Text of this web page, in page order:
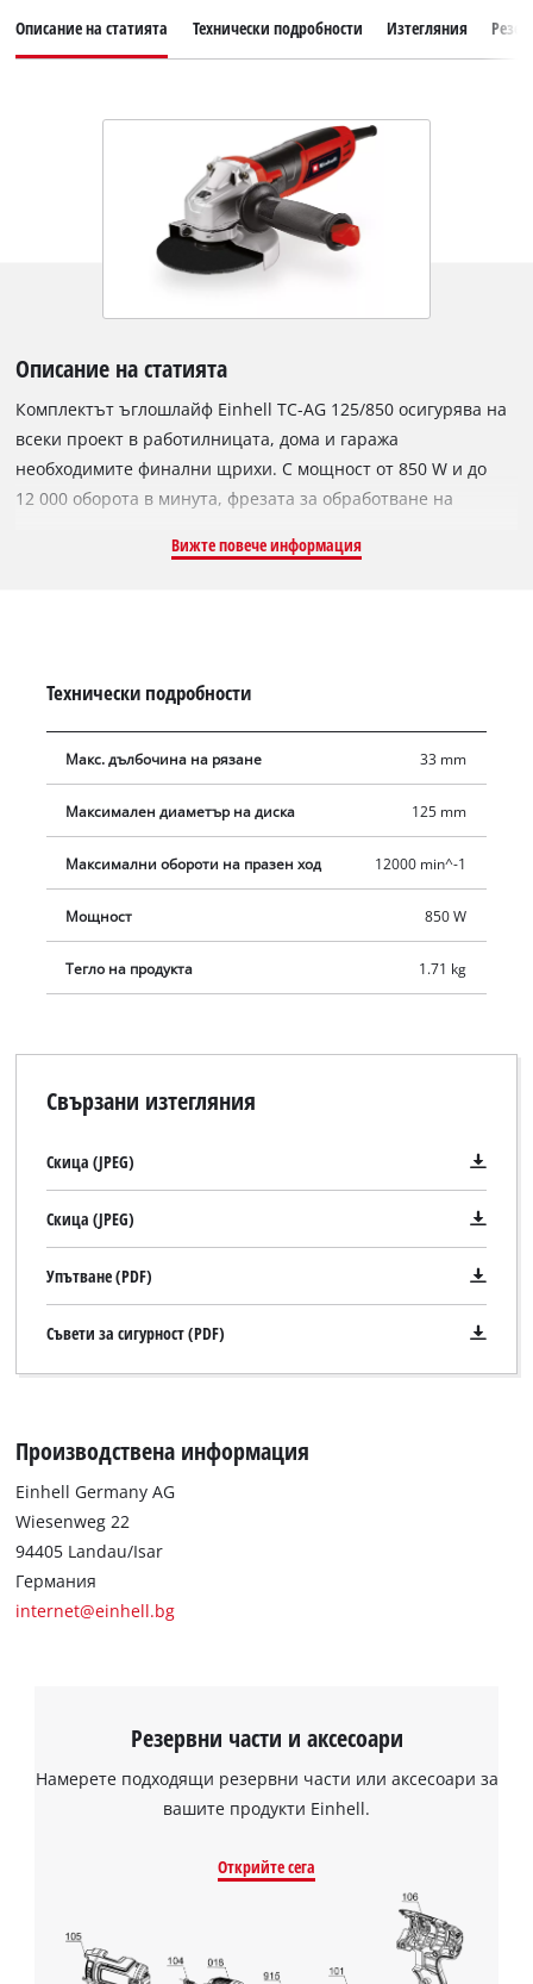
Нуждаем се от вашето съгласие, за да
заредим услугата Google Maps!
This content is not permitted to load due
to trackers that are not disclosed to the
Описание на статията Технически подробности Изтегляния
Описание на статията
Комплектът ъглошлайф Einhell TC-AG 125/850 осигурява на
всеки проект в работилницата, дома и гаража
необходимите финални щрихи. С мощност от 850 W и до
12 000 оборота в минута, фрезата за обработване на
(диаметър 125 mm). Предпазителят на диска осигурява по-
осигурява условия за гъвкава работа. Допълнителната
дръжка може да се монтира в две позиции и позволява
удобно използване във всяка ситуация. Комплектът
Доставя се в практичната чанта Einhell 45/22.
Вижте повече информация
Технически подробности
Макс. дълбочина на рязане 33 mm
Максимален диаметър на диска 125 mm
Максимални обороти на празен ход 12000 min^-1
Мощност 850 W
Тегло на продукта 1.71 kg
Свързани изтегляния
Скица (JPEG)
Скица (JPEG)
Упътване (PDF)
Съвети за сигурност (PDF)
Производствена информация
Einhell Germany AG
Wiesenweg 22
94405 Landau/Isar
Германия
internet@einhell.bg
Резервни части и аксесоари
Намерете подходящи резервни части или аксесоари за
вашите продукти Einhell.
Открийте сега